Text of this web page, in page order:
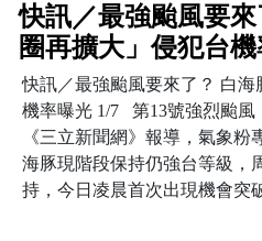
快訊／最強颱風要
圈再擴大」侵犯台
快訊／最強颱風要來了？ 白
機率曝光 1/7 第13號強烈颱風
《三立新聞網》報導，氣象
海豚現階段保持仍強台等級，
持，今日凌晨首次出現機會突